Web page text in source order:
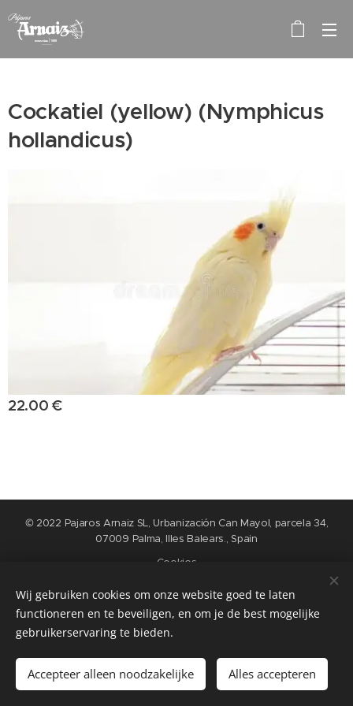
Cockatiel (yellow) (Nymphicus
hollandicus)
22.00 €
Add to cart
© 2022 Pajaros Arnaiz SL, Urbanización Can Mayol, parcela 34,
07009 Palma, Illes Balears., Spain
Cookies
Languages
Nederlands
English Español Français
Wij gebruiken cookies om onze website goed te laten
functioneren en te beveiligen, en om je de best mogelijke
gebruikerservaring te bieden.
Accepteer alleen noodzakelijke Alles accepteren